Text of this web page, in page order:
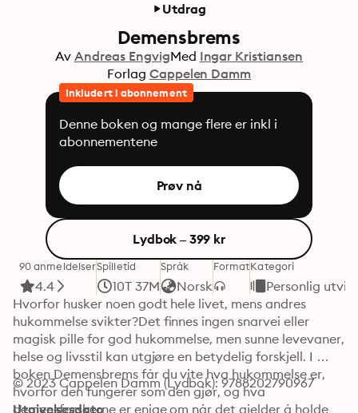
Utdrag
Demensbrems
Av Andreas EngvigMed Ingar Kristiansen
Forlag Cappelen Damm
Inkludert i abonnement
Denne boken og mange flere er inkl i
abonnementene
Prøv nå
Lydbok – 399 kr
90 anmeldelser
4.4
Spilletid
10T 37M
Språk
Norsk
FormatKategori
Personlig
Hvorfor husker noen godt hele livet, mens andres
hukommelse svikter?Det finnes ingen snarvei eller
magisk pille for god hukommelse, men sunne levevaner,
helse og livsstil kan utgjøre en betydelig forskjell. I
boken Demensbrems får du vite hva hukommelse er,
hvorfor den fungerer som den gjør, og hva
demensforskerne er enige om når det gjelder å holde
© 2023 Cappelen Damm (Lydbok): 9788202790967
Utgivelsesdato